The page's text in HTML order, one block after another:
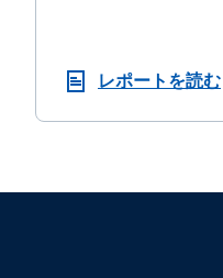
レポートを読む